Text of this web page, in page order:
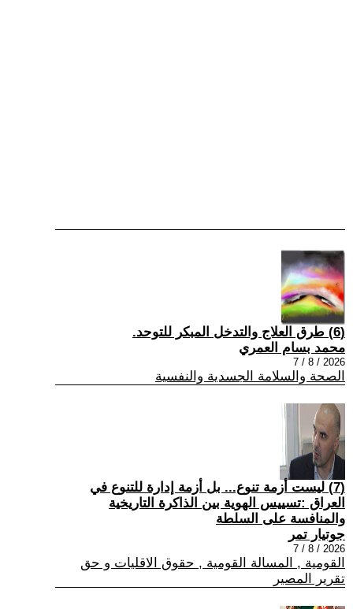
(6) طرق العلاج والتدخل المبكر للتوحد.
محمد بسام العمري
2026 / 8 / 7
الصحة والسلامة الجسدية والنفسية
(7) ليست أزمة تنوع... بل أزمة إدارة للتنوع في
العراق :تسييس الهوية بين الذاكرة التاريخية
والمنافسة على السلطة
جوتيار تمر
2026 / 8 / 7
القومية , المسالة القومية , حقوق الاقليات و حق
تقرير المصير